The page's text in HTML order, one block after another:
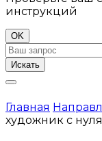
инструкций
OK
Искать
Главная
художник с